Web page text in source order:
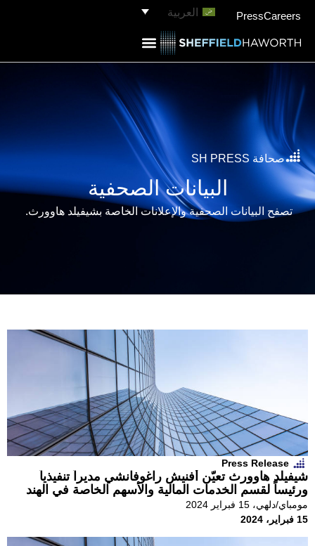
Careers
Press العربية
صحافة SH PRESS
البيانات الصحفية
تصفح البيانات الصحفية والإعلانات الخاصة بشيفيلد هاوورث.
Press Release
شيفيلد هاوورث تعيّن أفنيش راغوفانشي مديراً تنفيذياً
ورئيساً لقسم الخدمات المالية والأسهم الخاصة في الهند
مومباي/دلهي، 15 فبراير 2024
15 فبراير، 2024